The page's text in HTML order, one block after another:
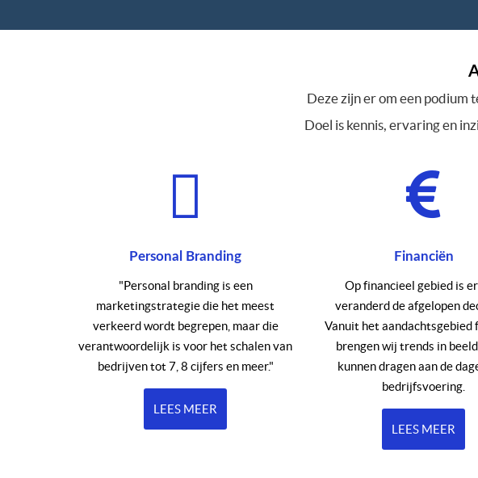
Deze zijn er om een podium
Doel is kennis, ervaring en
Personal Branding
"Personal branding is een
marketingstrategie die het meest
verkeerd wordt begrepen, maar die
verantwoordelijk is voor het schalen van
bedrijven tot 7, 8 cijfers en meer."
LEES MEER
Financiën
Op financieel gebied is
veranderd de afgelopen
Vanuit het aandachtsgebied
brengen wij trends in
kunnen dragen aan de
bedrijfsvoering.
LEES MEER